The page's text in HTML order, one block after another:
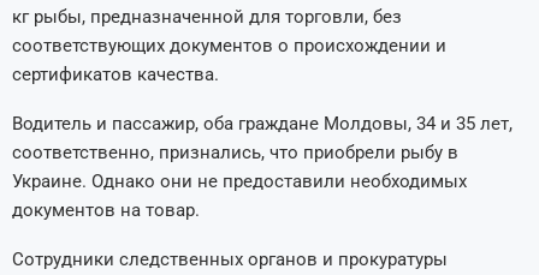
кг рыбы, предназначенной для торговли, без
соответствующих документов о происхождении и
сертификатов качества.
Водитель и пассажир, оба граждане Молдовы, 34 и 35 лет,
соответственно, признались, что приобрели рыбу в
Украине. Однако они не предоставили необходимых
документов на товар.
Сотрудники следственных органов и прокуратуры